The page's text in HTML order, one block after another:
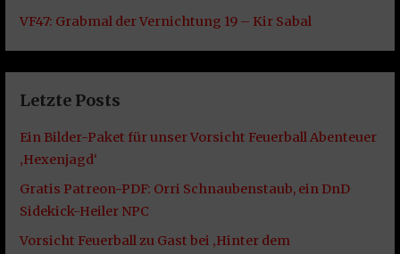
VF47: Grabmal der Vernichtung 19 – Kir Sabal
Letzte Posts
Ein Bilder-Paket für unser Vorsicht Feuerball Abenteuer
‚Hexenjagd‘
Gratis Patreon-PDF: Orri Schnaubenstaub, ein DnD
Sidekick-Heiler NPC
Vorsicht Feuerball zu Gast bei ‚Hinter dem